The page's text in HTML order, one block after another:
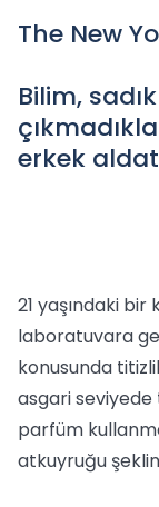
The New
Bilim,
erkek
21 yaşındaki
laboratuvara
konusunda
asgari seviyede
parfüm
atkuyruğu